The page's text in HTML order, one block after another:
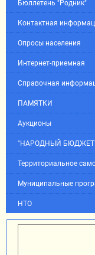
Бюллетень "Родник"
Контактная
Опросы населения
Интернет-приемная
Справочная
ПАМЯТКИ
Аукционы
"НАРОДНЫЙ
Территориальное
Муниципальные
НТО